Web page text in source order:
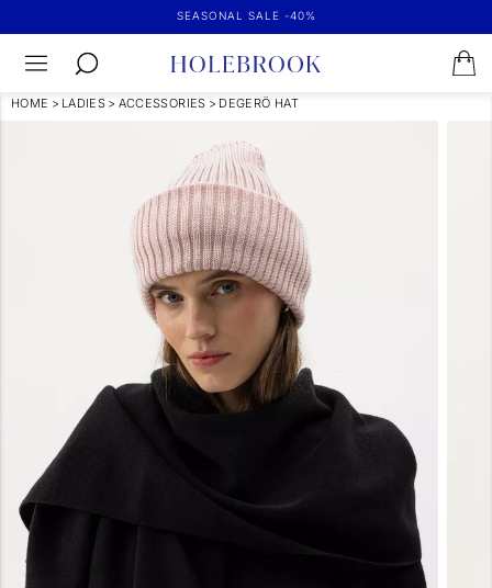
SEASONAL SALE -40%
HOME > LADIES > ACCESSORIES > DEGERÖ HAT